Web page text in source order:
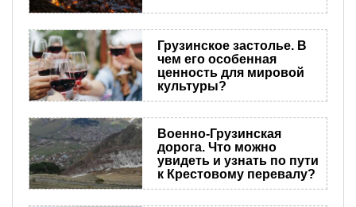
Грузинское застолье. В
чем его особенная
ценность для мировой
культуры?
Военно-Грузинская
дорога. Что можно
увидеть и узнать по пути
к Крестовому перевалу?